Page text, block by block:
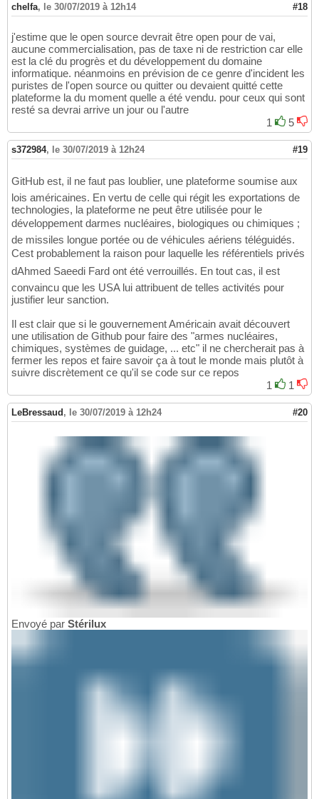
chelfa, le 30/07/2019 à 12h14 #18
j'estime que le open source devrait être open pour de vai,
aucune commercialisation, pas de taxe ni de restriction car elle
est la clé du progrès et du développement du domaine
informatique. néanmoins en prévision de ce genre d'incident les
puristes de l'open source ou quitter ou devaient quitté cette
plateforme la du moment quelle a été vendu. pour ceux qui sont
resté sa devrai arrive un jour ou l'autre
1
5
s372984, le 30/07/2019 à 12h24 #19
GitHub est, il ne faut pas loublier, une plateforme soumise aux
lois américaines. En vertu de celle qui régit les exportations de
technologies, la plateforme ne peut être utilisée pour le
développement darmes nucléaires, biologiques ou chimiques ;
de missiles longue portée ou de véhicules aériens téléguidés.
Cest probablement la raison pour laquelle les référentiels privés
dAhmed Saeedi Fard ont été verrouillés. En tout cas, il est
convaincu que les USA lui attribuent de telles activités pour
justifier leur sanction.
Il est clair que si le gouvernement Américain avait découvert
une utilisation de Github pour faire des "armes nucléaires,
chimiques, systèmes de guidage, ... etc" il ne chercherait pas à
fermer les repos et faire savoir ça à tout le monde mais plutôt à
suivre discrètement ce qu'il se code sur ce repos
1
1
LeBressaud , le 30/07/2019 à 12h24 #20
Envoyé par Stérilux